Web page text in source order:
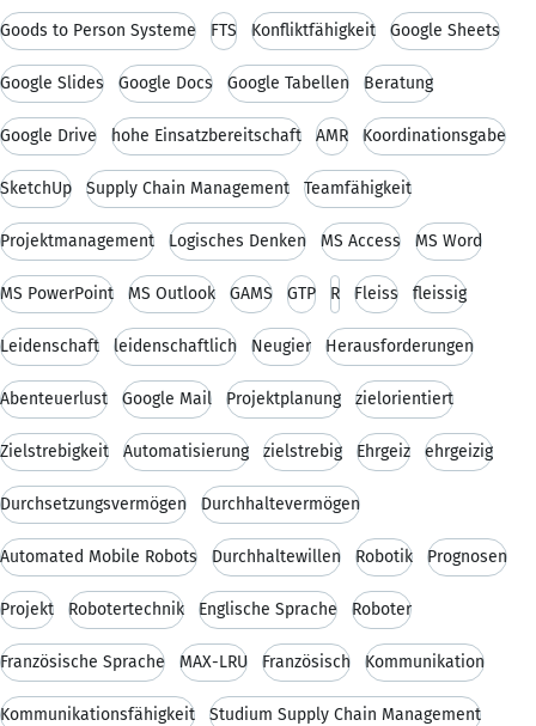
Goods to Person Systeme FTS Konfliktfähigkeit Google Sheets
Google Slides Google Docs Google Tabellen Beratung
Google Drive hohe Einsatzbereitschaft AMR Koordinationsgabe
SketchUp Supply Chain Management Teamfähigkeit
Projektmanagement Logisches Denken MS Access MS Word
MS PowerPoint MS Outlook GAMS GTP R Fleiss fleissig
Leidenschaft leidenschaftlich Neugier Herausforderungen
Abenteuerlust Google Mail Projektplanung zielorientiert
Zielstrebigkeit Automatisierung zielstrebig Ehrgeiz ehrgeizig
Durchsetzungsvermögen Durchhaltevermögen
Automated Mobile Robots Durchhaltewillen Robotik Prognosen
Projekt Robotertechnik Englische Sprache Roboter
Französische Sprache MAX-LRU Französisch Kommunikation
Kommunikationsfähigkeit Studium Supply Chain Management